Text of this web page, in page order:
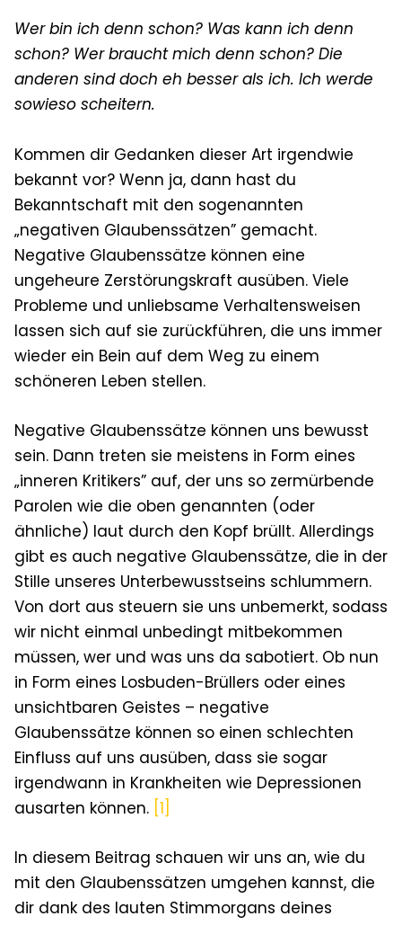
Wer bin ich denn schon? Was kann ich denn
schon? Wer braucht mich denn schon? Die
anderen sind doch eh besser als ich. Ich werde
sowieso scheitern.
Kommen dir Gedanken dieser Art irgendwie
bekannt vor? Wenn ja, dann hast du
Bekanntschaft mit den sogenannten
„negativen Glaubenssätzen” gemacht.
Negative Glaubenssätze können eine
ungeheure Zerstörungskraft ausüben. Viele
Probleme und unliebsame Verhaltensweisen
lassen sich auf sie zurückführen, die uns immer
wieder ein Bein auf dem Weg zu einem
schöneren Leben stellen.
Negative Glaubenssätze können uns bewusst
sein. Dann treten sie meistens in Form eines
„inneren Kritikers” auf, der uns so zermürbende
Parolen wie die oben genannten (oder
ähnliche) laut durch den Kopf brüllt. Allerdings
gibt es auch negative Glaubenssätze, die in der
Stille unseres Unterbewusstseins schlummern.
Von dort aus steuern sie uns unbemerkt, sodass
wir nicht einmal unbedingt mitbekommen
müssen, wer und was uns da sabotiert. Ob nun
in Form eines Losbuden-Brüllers oder eines
unsichtbaren Geistes – negative
Glaubenssätze können so einen schlechten
Einfluss auf uns ausüben, dass sie sogar
irgendwann in Krankheiten wie Depressionen
ausarten können. [1]
In diesem Beitrag schauen wir uns an, wie du
mit den Glaubenssätzen umgehen kannst, die
dir dank des lauten Stimmorgans deines